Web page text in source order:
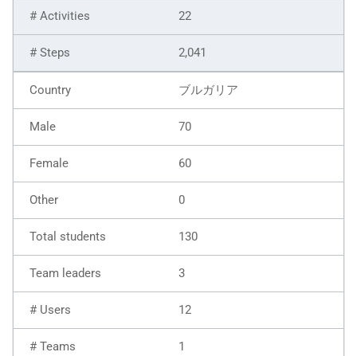
22
2,041
ブルガリア
70
60
0
130
3
12
1